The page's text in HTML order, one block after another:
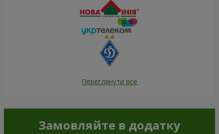
Переглянути все
Замовляйте в додатку